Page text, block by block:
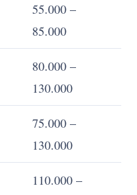
55.000 –
85.000
80.000 –
130.000
75.000 –
130.000
110.000 –